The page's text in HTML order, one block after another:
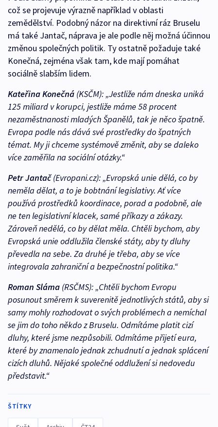
což se projevuje výrazně například v oblasti
zemědělství. Podobný názor na direktivní ráz Bruselu
má také Jantač, náprava je ale podle něj možná účinnou
změnou společných politik. Ty ostatně požaduje také
Konečná, zejména však tam, kde mají pomáhat
sociálně slabším lidem.
Kateřina Konečná (KSČM):„Jestliže nám dneska uniká
125 miliard v korupci, jestliže máme 58 procent
nezaměstnanosti mladých Španělů, tak je něco špatně.
Evropa podle nás dává své prostředky do špatných
témat. My ji chceme systémově změnit, aby se daleko
více zaměřila na sociální otázky.“
Petr Jantač(Evropani.cz):„Evropská unie dělá, co by
neměla dělat, a to je bobtnání legislativy. Ať více
používá prostředků koordinace, porad a podobně, ale
ne ten legislativní klacek, samé příkazy a zákazy.
Zároveň nedělá, co by dělat měla. Chtěli bychom, aby
Evropská unie oddlužila členské státy, aby ty dluhy
převedla na sebe. Za druhé je třeba, aby se více
integrovala zahraniční a bezpečnostní politika.“
Roman Sláma (RSČMS):„Chtěli bychom Evropu
posunout směrem k suverenitě jednotlivých států, aby si
samy mohly rozhodovat o svých problémech a nemíchal
se jim do toho někdo z Bruselu. Odmítáme platit cizí
dluhy, které jsme nezpůsobili. Odmítáme přijetí eura,
které by znamenalo jednak zchudnutí a jednak splácení
cizích dluhů. Nějaké společné oddlužení si nedovedu
představit.“
ŠTÍTKY